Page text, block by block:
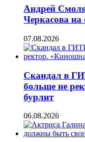
Андрей
Черкасова на
07.08.2026
Скандал в
больше не
бурлит
06.08.2026